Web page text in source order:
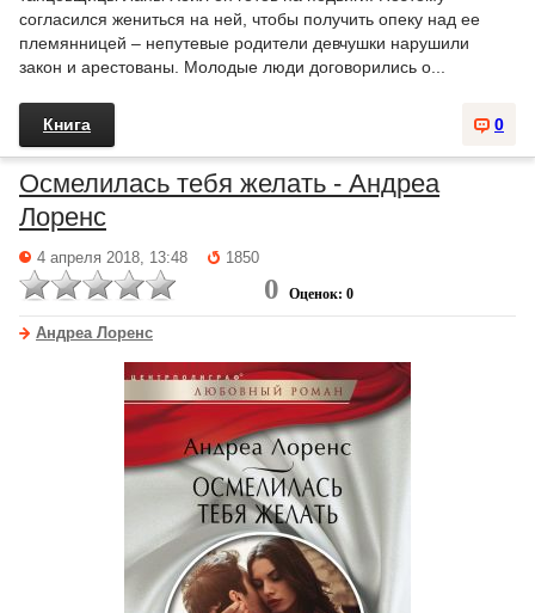
согласился жениться на ней, чтобы получить опеку над ее
племянницей – непутевые родители девчушки нарушили
закон и арестованы. Молодые люди договорились о...
0
Книга
Осмелилась тебя желать - Андреа
Лоренс
4 апреля 2018, 13:48 1850
0 Оценок: 0
Андреа Лоренс